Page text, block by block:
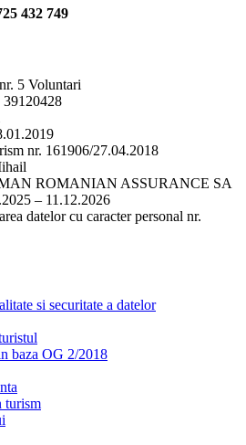
432 749
5 Voluntari
nr. 161906/27.04.2018
ROMANIAN ASSURANCE SA
– 11.12.2026
datelor cu caracter personal nr.
si securitate a datelor
baza OG 2/2018
turism